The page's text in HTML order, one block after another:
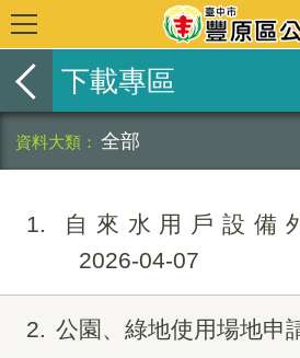
下載專區
全部
1
自來水用戶設備
2026-04-07
2 公園、綠地使用場地申